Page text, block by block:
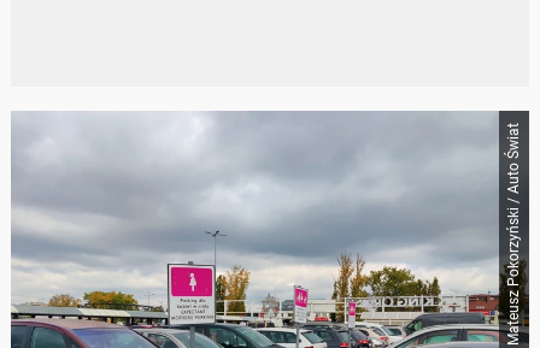
Mateusz Pokorzyński / Auto Świat